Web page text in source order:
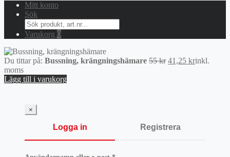
Mitt konto
Sök
Search
for:
Varukorg 0
Du tittar på: Bussning, krängningshämare 55kr Det
41,25 krDet
inkl.
moms
Lägg till i varukorg
×
Logga in Registrera